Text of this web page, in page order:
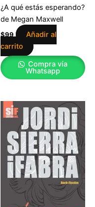
¿A qué estás esperando?
de Megan Maxwell
$99
Añadir al
carrito
Compra vía
Whatsapp